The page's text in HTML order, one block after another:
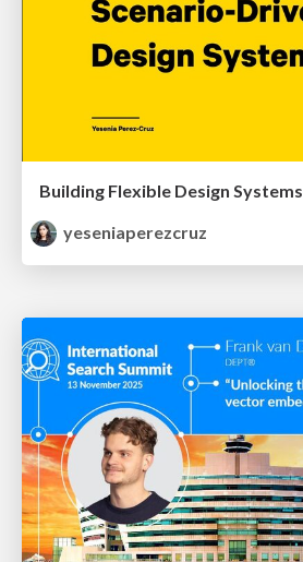
Building Flexible Design Systems
yeseniaperezcruz